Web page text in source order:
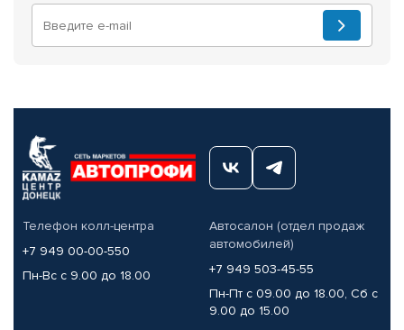
Телефон колл-центра
+7 949 00-00-550
Пн-Вс с 9.00 до 18.00
Автосалон (отдел продаж
автомобилей)
+7 949 503-45-55
Пн-Пт с 09.00 до 18.00, Сб с
9.00 до 15.00